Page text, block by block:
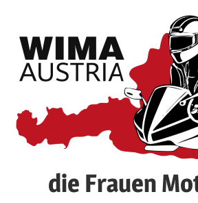
springen
die Frauen